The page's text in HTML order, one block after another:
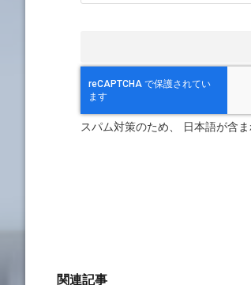
スパム対策のため、 日本語が含
関連記事